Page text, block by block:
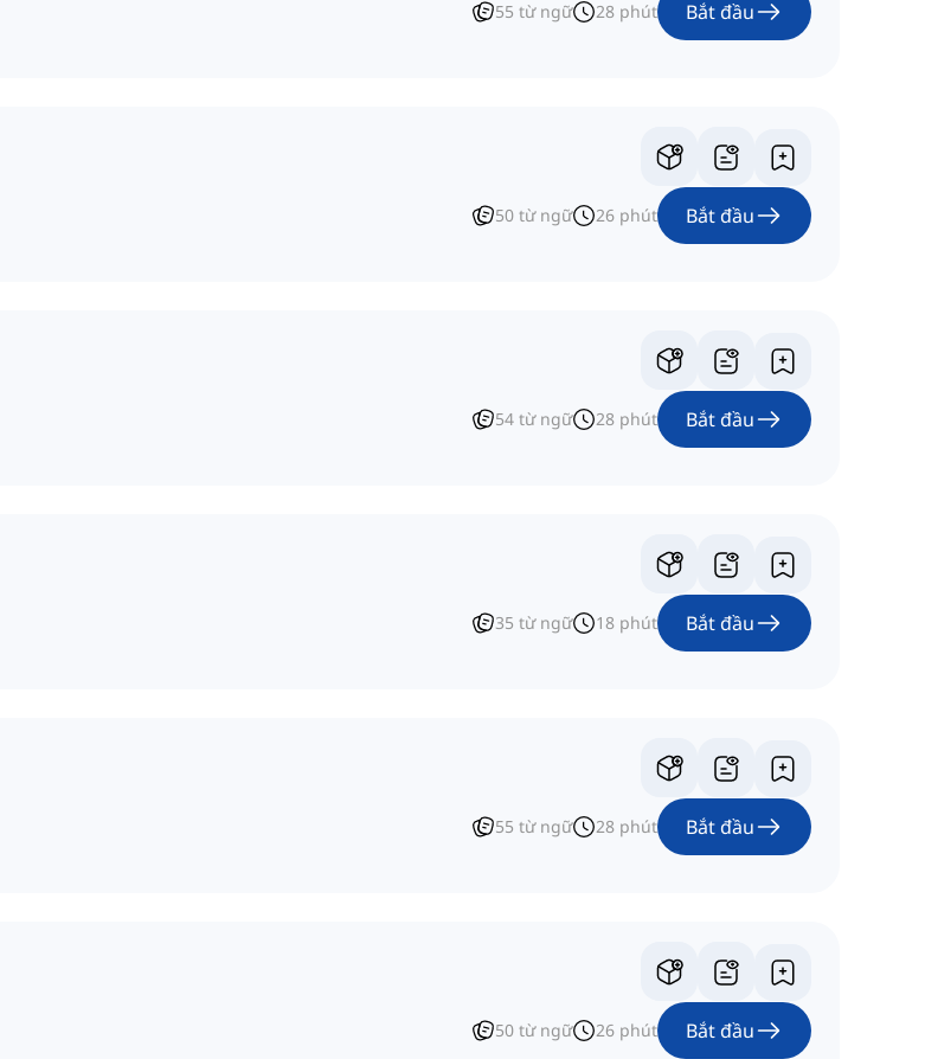
55 từ ngữ 28 phút Bắt đầu
50 từ ngữ 26 phút Bắt đầu
54 từ ngữ 28 phút Bắt đầu
35 từ ngữ 18 phút Bắt đầu
55 từ ngữ 28 phút Bắt đầu
50 từ ngữ 26 phút Bắt đầu